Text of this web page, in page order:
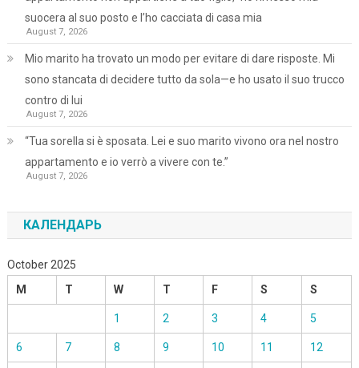
suocera al suo posto e l’ho cacciata di casa mia
August 7, 2026
Mio marito ha trovato un modo per evitare di dare risposte. Mi
sono stancata di decidere tutto da sola—e ho usato il suo trucco
contro di lui
August 7, 2026
“Tua sorella si è sposata. Lei e suo marito vivono ora nel nostro
appartamento e io verrò a vivere con te.”
August 7, 2026
КАЛЕНДАРЬ
October 2025
M
T W T F S S
1 2 3 4 5
6 7 8 9 10 11 12